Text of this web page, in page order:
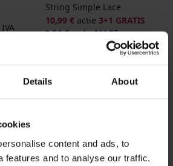
Details About
content and ads, to
features and to analyse our traffic.
String Simple Lace
10,99 € actie 3+1 GRATIS
8,24 €codeALL25